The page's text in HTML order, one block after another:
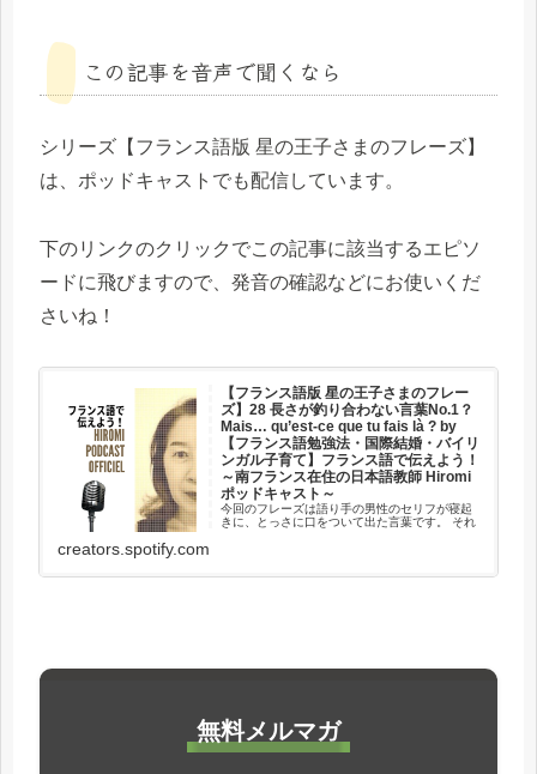
この記事を音声で聞くなら
シリーズ【フランス語版 星の王子さまのフレーズ】
は、ポッドキャストでも配信しています。
下のリンクのクリックでこの記事に該当するエピソ
ードに飛びますので、発音の確認などにお使いくだ
さいね！
【フランス語版 星の王子さまのフレー
ズ】28 長さが釣り合わない言葉No.1？
Mais… qu’est-ce que tu fais là ? by
【フランス語勉強法・国際結婚・バイリ
ンガル子育て】フランス語で伝えよう！
～南フランス在住の日本語教師 Hiromi
ポッドキャスト～
今回のフレーズは語り手の男性のセリフが寝起
きに、とっさに口をついて出た言葉です。 それ
ードでご紹介している 第...
creators.spotify.com
無料メルマガ